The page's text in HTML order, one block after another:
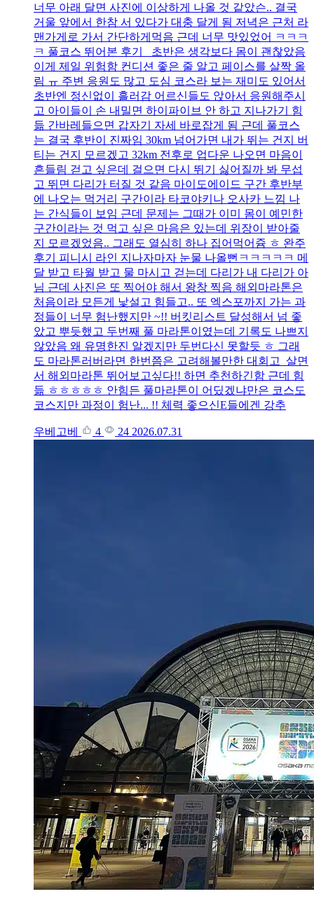
너무 아래 달면 사진에 이상하게 나올 것 같았슨.. 결국
거울 앞에서 한참 서 있다가 대충 달게 됨 저녁은 근처 라
맨가게로 가서 간단하게먹음 근데 너무 맛있었어 ㅋㅋㅋ
ㅋ 풀코스 뛰어본 후기 초반은 생각보다 몸이 괜찮았음
이게 제일 위험함 컨디션 좋은 줄 알고 페이스를 살짝 올
림 ㅠ 주변 응원도 많고 도심 코스라 보는 재미도 있어서
초반엔 정신없이 흘러감 어르신들도 앉아서 응원해주시
고 아이들이 손 내밀면 하이파이브 안 하고 지나가기 힘
듦 간바레들으면 갑자기 자세 바로잡게 됨 근데 풀코스
는 결국 후반이 진짜임 30km 넘어가면 내가 뛰는 건지 버
티는 건지 모르겠고 32km 전후로 업다운 나오면 마음이
흔들림 걷고 싶은데 걸으면 다시 뛰기 싫어질까 봐 무섭
고 뛰면 다리가 터질 것 같음 마이도에이드 구간 후반부
에 나오는 먹거리 구간이라 타코야키나 오사카 느낌 나
는 간식들이 보임 근데 문제는 그때가 이미 몸이 예민한
구간이라는 것 먹고 싶은 마음은 있는데 위장이 받아줄
지 모르겠었음.. 그래도 열심히 하나 집어먹어쥼 ㅎ 완주
후기 피니시 라인 지나자마자 눈물 나올뻔ㅋㅋㅋㅋㅋ 메
달 받고 타월 받고 물 마시고 걷는데 다리가 내 다리가 아
님 근데 사진은 또 찍어야 해서 왕창 찍음 해외마라톤은
처음이라 모든게 낯설고 힘들고.. 또 엑스포까지 가는 과
정들이 너무 험난했지만 ~!! 버킷리스트 달성해서 넘 좋
았고 뿌듯했고 두번째 풀 마라톤이였는데 기록도 나쁘지
않았음 왜 유명한진 알겠지만 두번다신 못할듯 ㅎ 그래
도 마라톤러버라면 한번쯤은 고려해볼만한 대회고 살면
서 해외마라톤 뛰어보고싶다!! 하면 추천하긴함 근데 힘
듦 ㅎㅎㅎㅎㅎ 안힘든 풀마라톤이 어딨겠냐만은 코스도
코스지만 과정이 험난... !! 체력 좋으신E들에겐 강추
우베고베 4 24 2026.07.31